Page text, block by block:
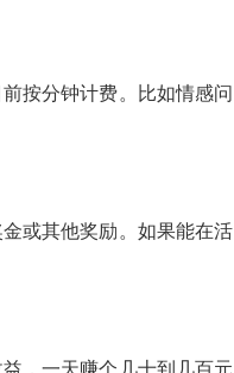
按分钟计费。比如情感问
或其他奖励。如果能在活
，一天赚个几十到几百元